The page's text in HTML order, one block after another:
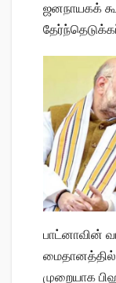
ஜனநாயகக்
பாட்னாவின்
மைதானத்தில்
முறையாக